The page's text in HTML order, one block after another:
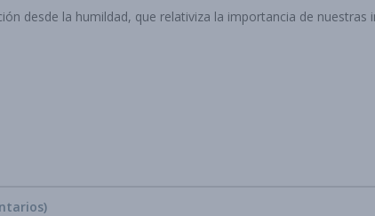
desde la humildad, que relativiza la importancia de